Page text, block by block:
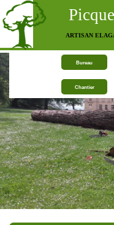
ARTISAN
Bureau
Chantier